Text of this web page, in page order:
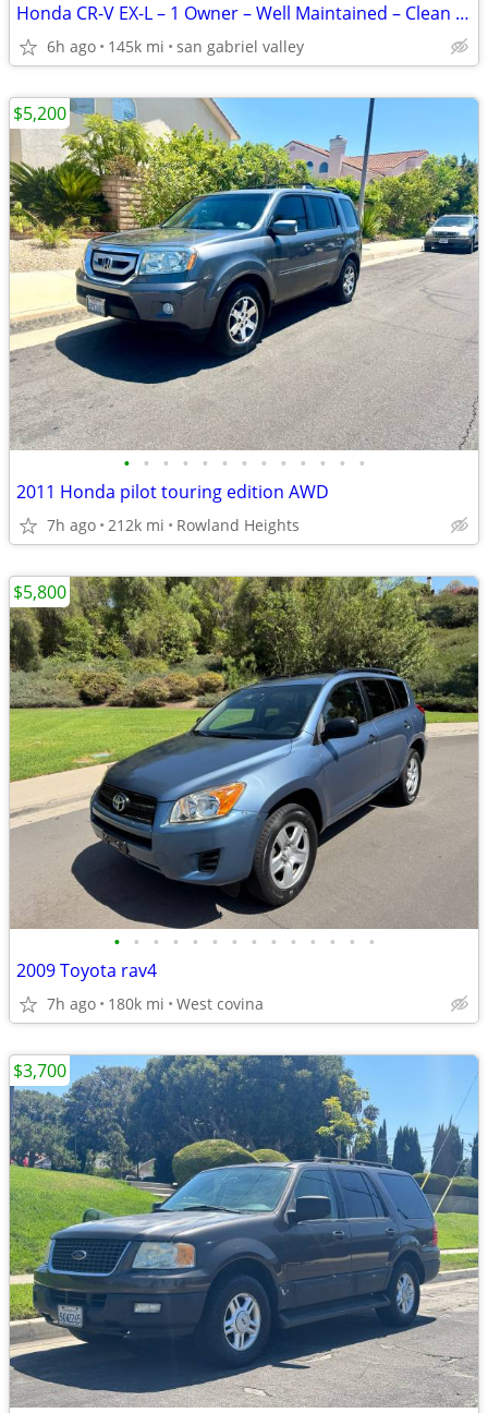
Honda CR-V EX-L – 1 Owner – Well Maintained – Clean & Reliable 2016 -
6h ago 145k mi san gabriel valley
• • • • • • • • • • • • •
2011 Honda pilot touring edition AWD
7h ago 212k mi Rowland Heights
$5,200
• • • • • • • • • • • • • •
2009 Toyota rav4
7h ago 180k mi West covina
$5,800
$3,700